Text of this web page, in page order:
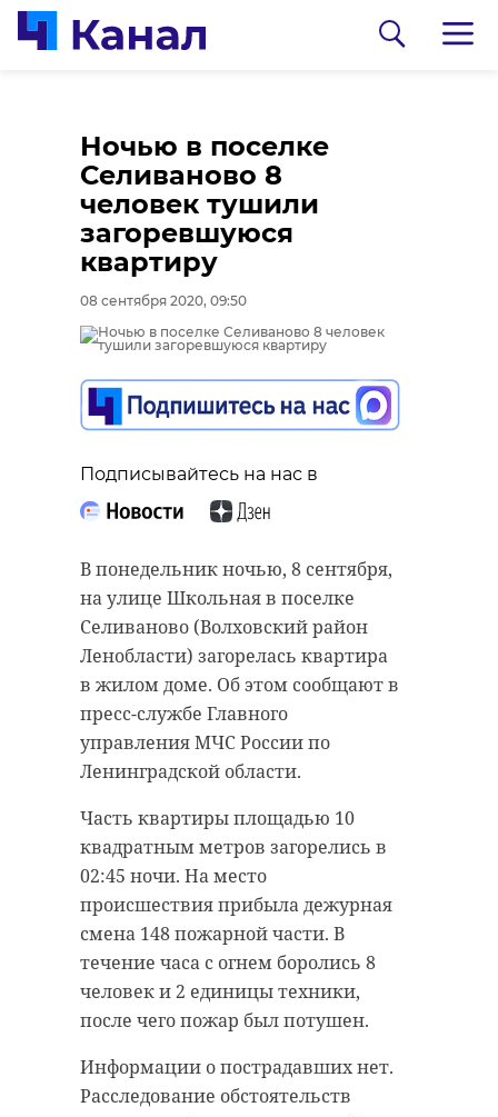
Ночью в поселке
Селиваново 8
человек тушили
загоревшуюся
квартиру
08 сентября 2020, 09:50
Подписывайтесь на нас в
В понедельник ночью, 8 сентября,
на улице Школьная в поселке
Селиваново (Волховский район
Ленобласти) загорелась квартира
в жилом доме. Об этом сообщают в
пресс-службе Главного
управления МЧС России по
Ленинградской области.
Часть квартиры площадью 10
квадратным метров загорелись в
02:45 ночи. На место
происшествия прибыла дежурная
смена 148 пожарной части. В
течение часа с огнем боролись 8
человек и 2 единицы техники,
после чего пожар был потушен.
Информации о пострадавших нет.
Расследование обстоятельств
0:00 / 0:00
В Гатчинском районе
добровольцы
реставрируют
“особняк с
века
18 августа 2020, 16:53
Подписывайтесь на нас в
Сейчас расчищают рамы, снимают
старый слой краски.
Реставрируют уникальные
витражи в морском стиле.
Впереди шпаклевка дома,
утепление пенькой,
антибиологическая и
0:00 / 0:00
Сосновоборец
разгадал тайну
могилы на
старинном кладбище
об истории города
11 февраля 2020, 14:59
Подписывайтесь на нас в
Руслан Семенченко мечтает,
чтобы историки-профессионалы
больше узнали о жизни Анны. В
этом году бельгийские архивы
рассекретят документы 100-
летней давности и, может тогда,
удастся узнать, какой была жизнь
в Сосновом Бору.